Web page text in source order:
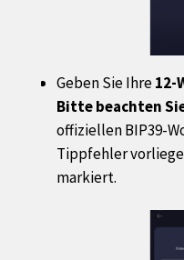
Geben Sie Ihre12-
Bitte beachten
offiziellen BIP39-
Tippfehler
markiert.